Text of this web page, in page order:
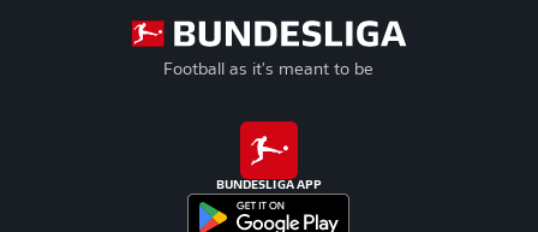
Football as it's meant to be
BUNDESLIGA APP